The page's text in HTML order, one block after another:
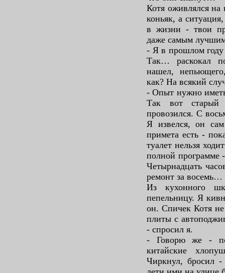
Котя оживлялся
коньяк, а
в жизни - твои
даже самым
- Я в прошлом году
Так… раскокал
нашел,
как? На всякий
- Опыт нужно
Так вот старый
провозился. С
Я извелся, он
примета есть -
туалет нельзя
полной программе
Четырнадцать
ремонт за восемь…
Из кухонного
пепельницу. Я
он. Спичек Котя
плиты с
- спросил я.
- Говорю же - по
китайские
Чиркнул, бросил